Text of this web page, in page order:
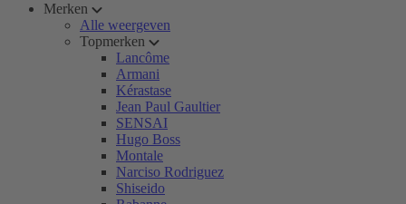
Merken
Alle weergeven
Topmerken
Lancôme
Armani
Kérastase
Jean Paul Gaultier
SENSAI
Hugo Boss
Montale
Narciso Rodriguez
Shiseido